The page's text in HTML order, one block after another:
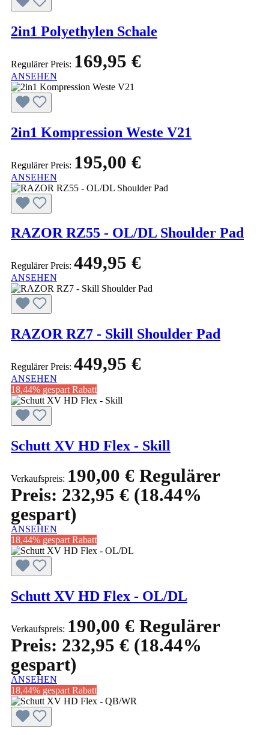
2in1 Polyethylen Schale
Regulärer Preis: 169,95 €
ANSEHEN
2in1 Kompression Weste V21
Regulärer Preis: 195,00 €
ANSEHEN
RAZOR RZ55 - OL/DL Shoulder Pad
Regulärer Preis: 449,95 €
ANSEHEN
RAZOR RZ7 - Skill Shoulder Pad
Regulärer Preis: 449,95 €
ANSEHEN
18,44% gespart Rabatt
Schutt XV HD Flex - Skill
Verkaufspreis: 190,00 € Regulärer
Preis: 232,95 € (18.44%
gespart)
ANSEHEN
18,44% gespart Rabatt
Schutt XV HD Flex - OL/DL
Verkaufspreis: 190,00 € Regulärer
Preis: 232,95 € (18.44%
gespart)
ANSEHEN
18,44% gespart Rabatt